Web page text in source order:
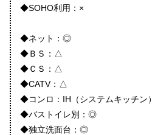
◆SOHO利用：×
◆ネット：◎
◆ＢＳ：△
◆ＣＳ：△
◆CATV：△
◆コンロ：IH（システムキッチン）
◆バストイレ別：◎
◆独立洗面台：◎